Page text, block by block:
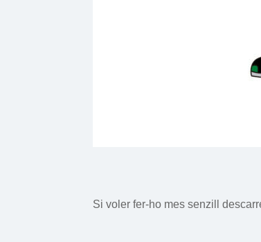
Si voler fer-ho mes senzill